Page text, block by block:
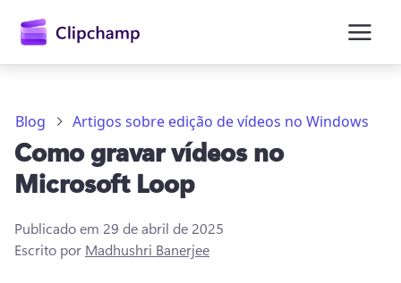
conteúdo
principal
Blog Artigos sobre edição de vídeos no Windows
Como gravar vídeos no
Microsoft Loop
Publicado em 29 de abril de 2025
Escrito por Madhushri Banerjee